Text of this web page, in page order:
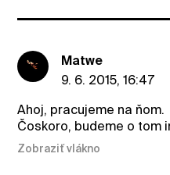
Matwe
9. 6. 2015, 16:47
Ahoj, pracujeme na ňom.
Čoskoro, budeme o tom
Zobraziť vlákno